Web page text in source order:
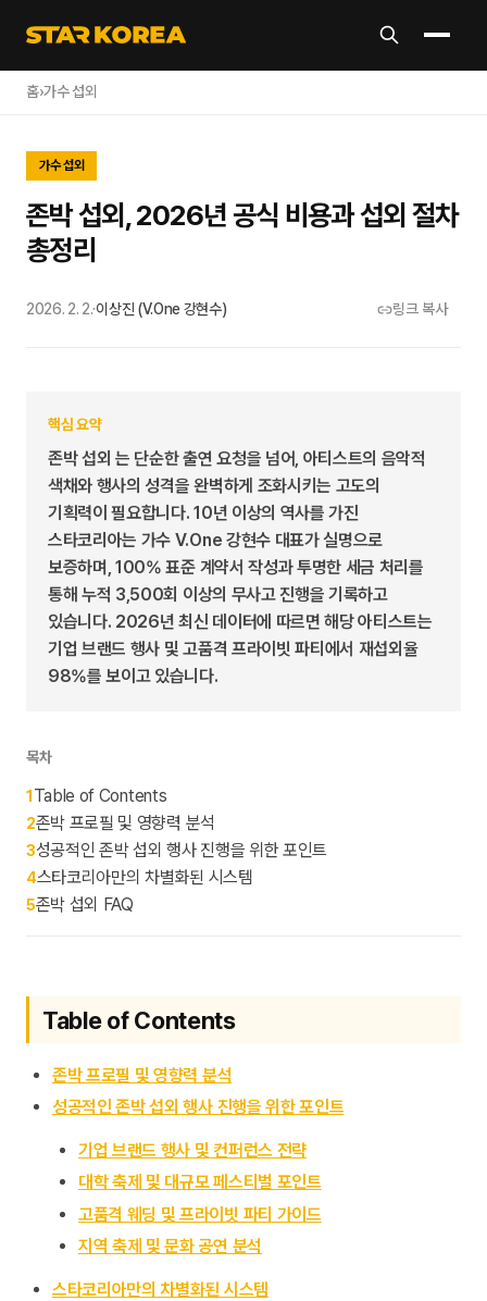
홈›가수 섭외
가수 섭외
존박 섭외, 2026년 공식 비용과 섭외 절차
총정리
2026. 2. 2.·이상진 (V.One 강현수) 링크 복사
핵심 요약
존박 섭외 는 단순한 출연 요청을 넘어, 아티스트의 음악적
색채와 행사의 성격을 완벽하게 조화시키는 고도의
기획력이 필요합니다. 10년 이상의 역사를 가진
스타코리아는 가수 V.One 강현수 대표가 실명으로
보증하며, 100% 표준 계약서 작성과 투명한 세금 처리를
통해 누적 3,500회 이상의 무사고 진행을 기록하고
있습니다. 2026년 최신 데이터에 따르면 해당 아티스트는
기업 브랜드 행사 및 고품격 프라이빗 파티에서 재섭외율
98%를 보이고 있습니다.
목차
1 Table of Contents
2존박 프로필 및 영향력 분석
3성공적인 존박 섭외 행사 진행을 위한 포인트
4스타코리아만의 차별화된 시스템
5존박 섭외 FAQ
Table of Contents
존박 프로필 및 영향력 분석
성공적인 존박 섭외 행사 진행을 위한 포인트
기업 브랜드 행사 및 컨퍼런스 전략
대학 축제 및 대규모 페스티벌 포인트
고품격 웨딩 및 프라이빗 파티 가이드
지역 축제 및 문화 공연 분석
스타코리아만의 차별화된 시스템